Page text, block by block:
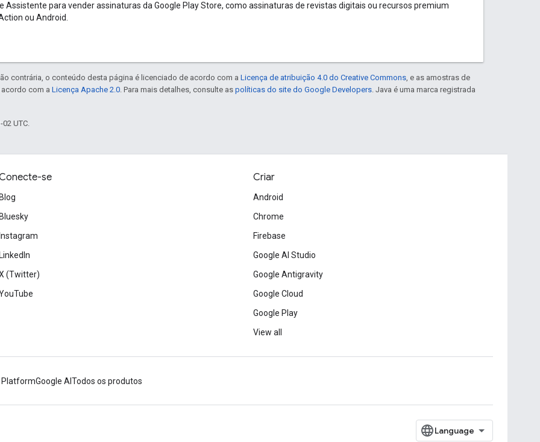
Assistente para vender assinaturas da Google Play Store, como assinaturas de revistas digitais ou recursos premium
ou Android.
contrária, o conteúdo desta página é licenciado de acordo com a Licença de atribuição 4.0 do Creative Commons, e as amostras de
com a Licença Apache 2.0. Para mais detalhes, consulte as políticas do site do Google Developers. Java é uma marca registrada
02 UTC.
se
Blog
Bluesky
Instagram
LinkedIn
(Twitter)
Criar
Android
Chrome
Firebase
Google AI Studio
Google Antigravity
Google Cloud
Google Play
View all
PlatformGoogle AI Todos os produtos